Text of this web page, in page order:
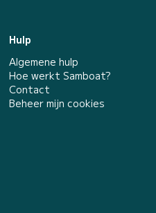
Hulp
Algemene hulp
Hoe werkt Samboat?
Contact
Beheer mijn cookies